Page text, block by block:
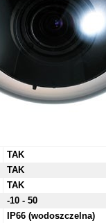
TAK
TAK
TAK
-10 - 50
IP66 (wodoszczelna)